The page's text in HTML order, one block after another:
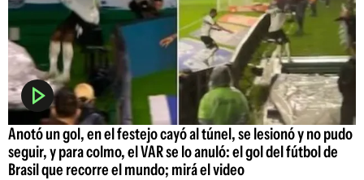
Anotó un gol, en el festejo cayó al túnel, se lesionó y no pudo
seguir, y para colmo, el VAR se lo anuló: el gol del fútbol de
Brasil que recorre el mundo; mirá el video